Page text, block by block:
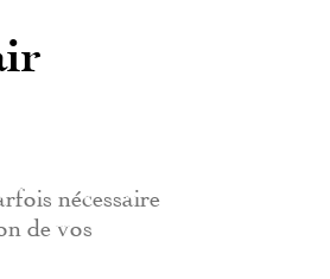
nécessaire
de vos